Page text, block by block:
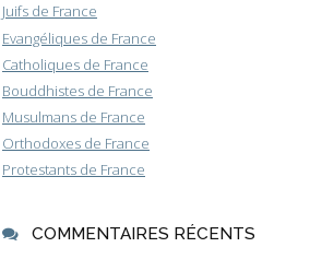
Juifs de France
Evangéliques de France
Catholiques de France
Bouddhistes de France
Musulmans de France
Orthodoxes de France
Protestants de France
COMMENTAIRES RÉCENTS